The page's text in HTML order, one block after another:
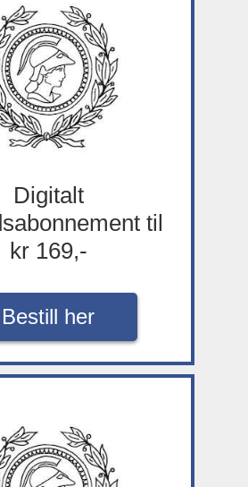
Digitalt
til
kr 169,-
Bestill her